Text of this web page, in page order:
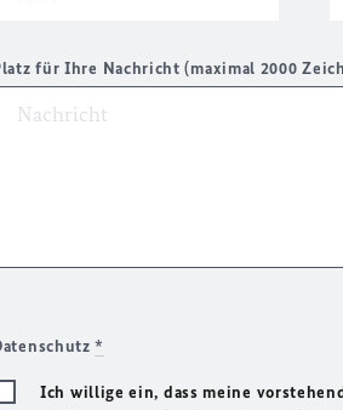
für Ihre Nachricht (maximal 2000
*
Ich willige ein, dass meine